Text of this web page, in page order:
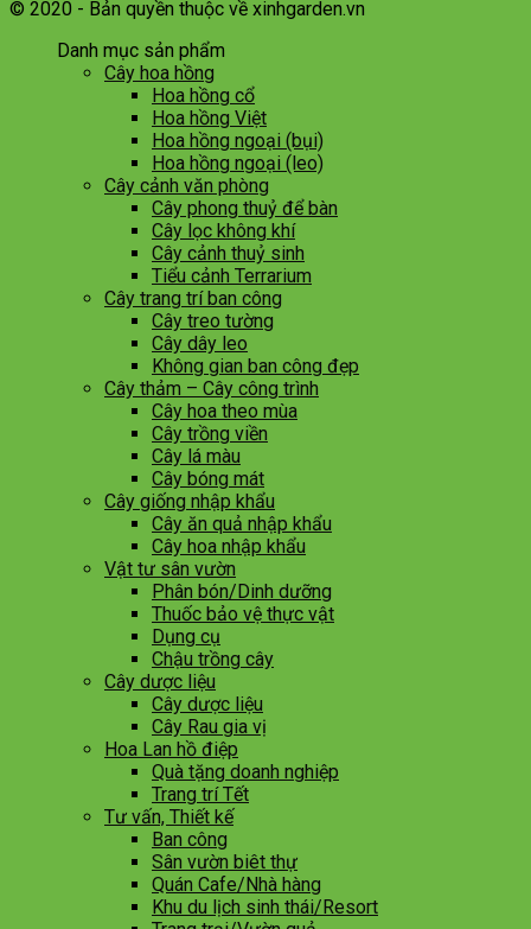
© 2020 - Bản quyền thuộc về xinhgarden.vn
Danh mục sản phẩm
Cây hoa hồng
Hoa hồng cổ
Hoa hồng Việt
Hoa hồng ngoại (bụi)
Hoa hồng ngoại (leo)
Cây cảnh văn phòng
Cây phong thuỷ để bàn
Cây lọc không khí
Cây cảnh thuỷ sinh
Tiểu cảnh Terrarium
Cây trang trí ban công
Cây treo tường
Cây dây leo
Không gian ban công đẹp
Cây thảm – Cây công trình
Cây hoa theo mùa
Cây trồng viền
Cây lá màu
Cây bóng mát
Cây giống nhập khẩu
Cây ăn quả nhập khẩu
Cây hoa nhập khẩu
Vật tư sân vườn
Phân bón/Dinh dưỡng
Thuốc bảo vệ thực vật
Dụng cụ
Chậu trồng cây
Cây dược liệu
Cây dược liệu
Cây Rau gia vị
Hoa Lan hồ điệp
Quà tặng doanh nghiệp
Trang trí Tết
Tư vấn, Thiết kế
Ban công
Sân vườn biêt thự
Quán Cafe/Nhà hàng
Khu du lịch sinh thái/Resort